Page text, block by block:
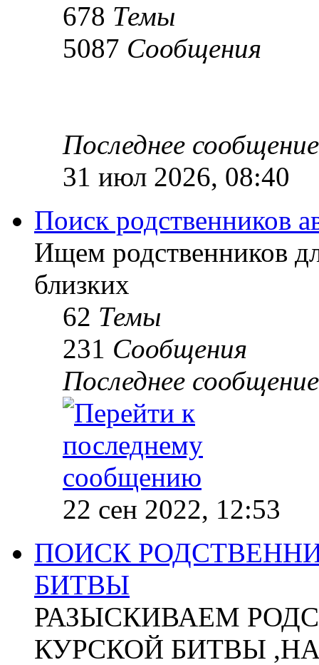
678 Темы
5087 Сообщения
Последнее сообщение
31 июл 2026, 08:40
Поиск родственников
Ищем родственников
близких
62 Темы
231 Сообщения
Последнее сообщение
22 сен 2022, 12:53
ПОИСК
БИТВЫ
РАЗЫСКИВАЕМ
КУРСКОЙ БИТВЫ